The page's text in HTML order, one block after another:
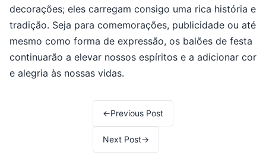
decorações; eles carregam consigo uma rica história e
tradição. Seja para comemorações, publicidade ou até
mesmo como forma de expressão, os balões de festa
continuarão a elevar nossos espíritos e a adicionar cor
e alegria às nossas vidas.
←Previous Post
Next Post→